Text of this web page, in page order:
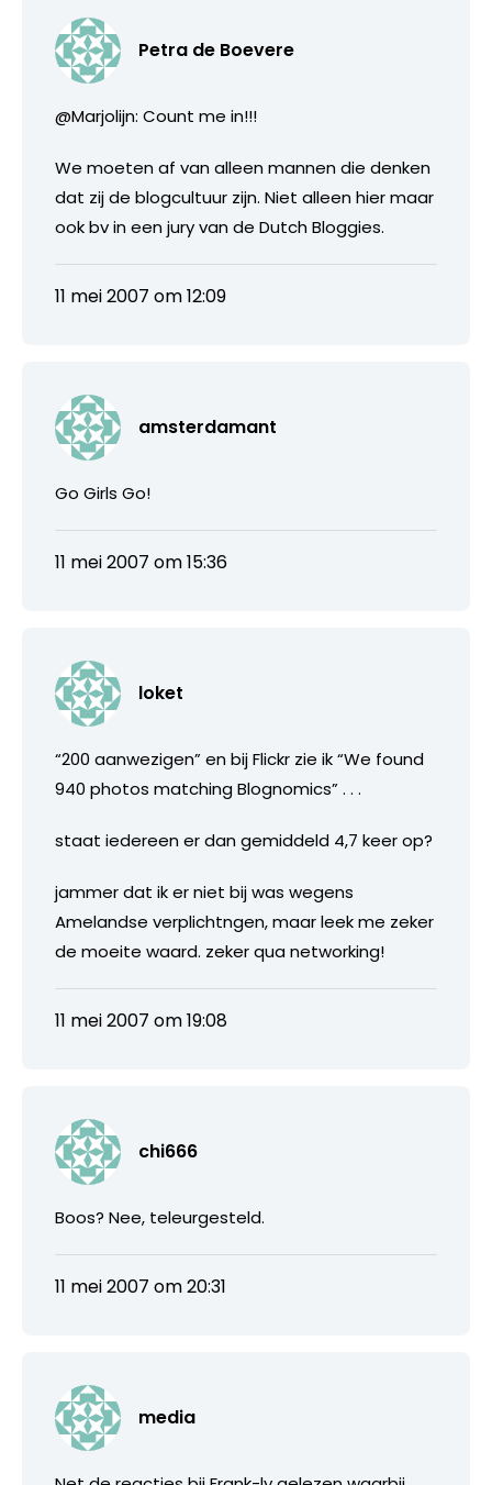
Petra de Boevere
@Marjolijn: Count me in!!!
We moeten af van alleen mannen die denken
dat zij de blogcultuur zijn. Niet alleen hier maar
ook bv in een jury van de Dutch Bloggies.
11 mei 2007 om 12:09
amsterdamant
Go Girls Go!
11 mei 2007 om 15:36
loket
“200 aanwezigen” en bij Flickr zie ik “We found
940 photos matching Blognomics” . . .
staat iedereen er dan gemiddeld 4,7 keer op?
jammer dat ik er niet bij was wegens
Amelandse verplichtngen, maar leek me zeker
de moeite waard. zeker qua networking!
11 mei 2007 om 19:08
chi666
Boos? Nee, teleurgesteld.
11 mei 2007 om 20:31
media